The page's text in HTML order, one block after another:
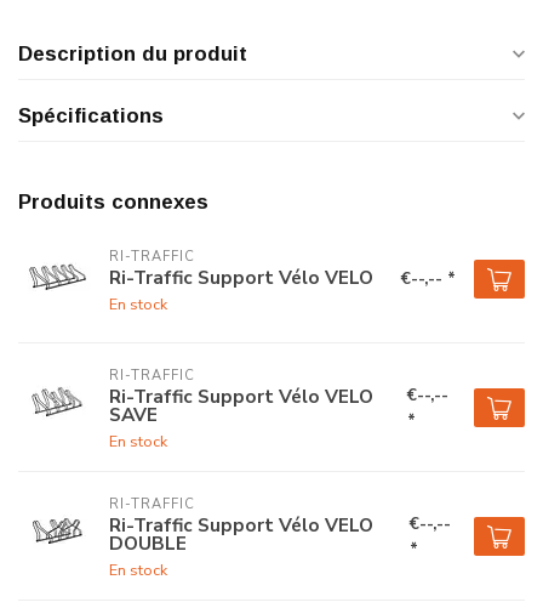
Description du produit
Spécifications
Produits connexes
RI-TRAFFIC
Ri-Traffic Support Vélo VELO
En stock
€--,-- *
RI-TRAFFIC
Ri-Traffic Support Vélo VELO
SAVE
En stock
€--,--
*
RI-TRAFFIC
Ri-Traffic Support Vélo VELO
DOUBLE
En stock
€--,--
*